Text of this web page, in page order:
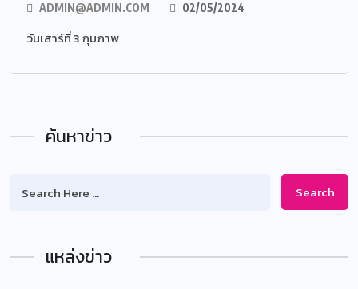
ADMIN@ADMIN.COM 02/05/2024
วันเสาร์ที่ 3 กุมภาพ
ค้นหาข่าว
Search
แหล่งข่าว